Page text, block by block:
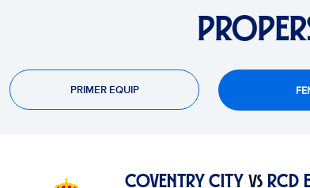
PRIMER EQUIP
COVENTRY CITYVS RCD